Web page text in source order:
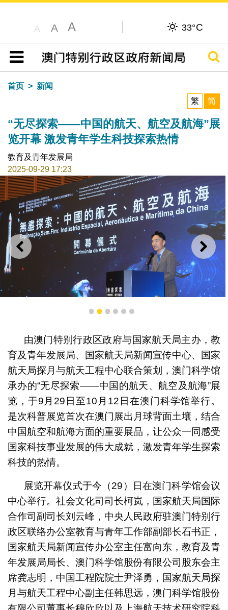
A A A 33°C
目录
搜寻
首页
新闻
繁
简
“无尽探索——中国的航天、航空及航海”展
览开幕 激发青年学生科技探索热情
教育及青年发展局
2025-09-29 17:23
上一则 下一
1 2 3 4 5 6
由澳门特别行政区政府与国家航天局主办，教
育及青年发展局、国家航天局新闻宣传中心、国家
航天局探月与航天工程中心联合策划，澳门科学馆
承办的“无尽探索——中国的航天、航空及航海”展
览，于9月29日至10月12日在澳门科学馆举行。
是次科普展览首次在澳门展出月球背面土壤，结合
中国航空和航海方面的重要展品，让公众一同感受
国家科技事业发展的伟大成就，激发青年学生探索
科技的热情。
展览开幕仪式于今（29）日在澳门科学馆会议
中心举行。社会文化司司长柯岚，国家航天局国际
合作司副司长刘云峰，中央人民政府驻澳门特别行
政区联络办公室教育与青年工作部副部长石书正，
国家航天局新闻宣传办公室主任富向东，教育及青
年发展局局长、澳门科学馆股份有限公司股东会主
席龚志明，中国工程院院士尹泽勇，国家航天局探
月与航天工程中心副主任韩思远，澳门科学馆股份